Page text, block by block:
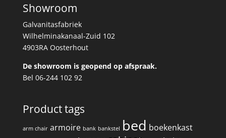
Showroom
Galvanitasfabriek
Wilhelminakanaal-Zuid 102
4903RA Oosterhout
De showroom is geopend op afspraak.
Bel 06-244 102 92
Product tags
arm chair armoire bank bankstel bed boekenkast